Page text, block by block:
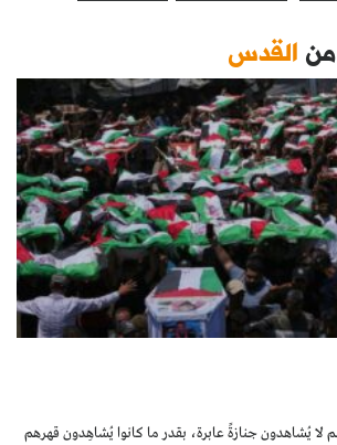
منالقدس
لا يُشاهدون جنازةً عابرة، بقدر ما كانوا يُشاهِدون قهرهم